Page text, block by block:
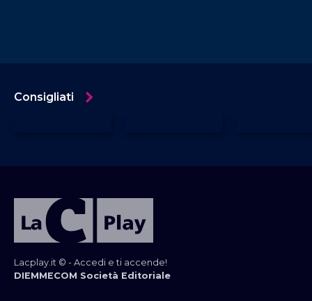
Consigliati
Lacplay.it © - Accedi e ti accende!
DIEMMECOM Società Editoriale